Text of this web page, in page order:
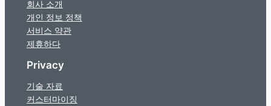
회사 소개
개인 정보 정책
서비스 약관
제휴하다
Privacy
기술 자료
커스터마이징